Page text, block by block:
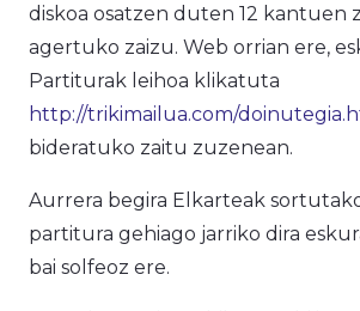
diskoa osatzen duten 12 kantuen
agertuko zaizu. Web orrian ere,
Partiturak leihoa klikatuta
http://trikimailua.com/
bideratuko zaitu zuzenean.
Aurrera begira Elkarteak
partitura gehiago jarriko dira
bai solfeoz ere.